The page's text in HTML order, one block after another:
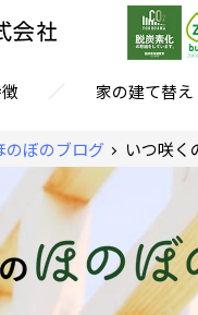
／ 家の建て替え
のぼのブログ いつ咲く